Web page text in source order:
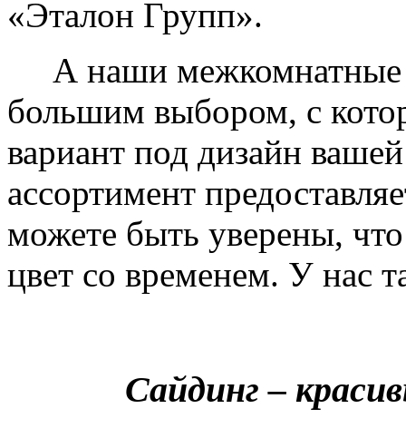
«Эталон Групп».
А наши межкомнатные
большим выбором, с
вариант под дизайн
ассортимент
можете быть уверены,
цвет со временем. У нас
Сайдинг –